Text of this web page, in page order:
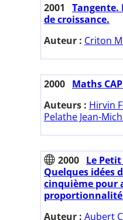
2001
Tangente.
de croissance.
Auteur : Criton
2000 Maths
Auteurs : Hirvin
Pelathe Jean-
2000 Le Petit
Quelques idées
cinquième pour
Auteur : Aubert